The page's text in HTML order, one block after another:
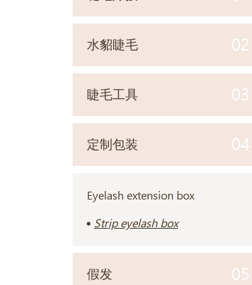
水貂睫毛 02
睫毛工具 03
定制包装 04
Eyelash extension box
Strip eyelash box
假发 05